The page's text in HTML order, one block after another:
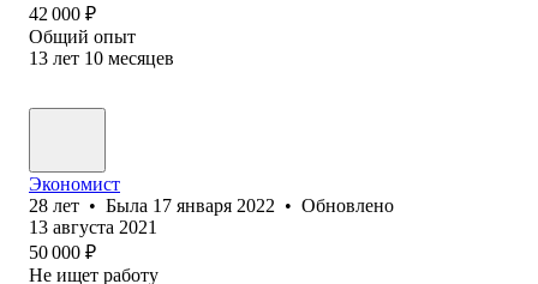
42 000 ₽
Общий опыт
13 лет 10 месяцев
Экономист
28 лет • Была 17 января 2022 • Обновлено
13 августа 2021
50 000 ₽
Не ищет работу